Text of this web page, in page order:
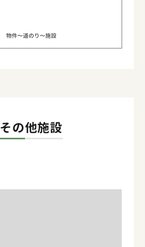
物件〜道のり〜施設
その他施設